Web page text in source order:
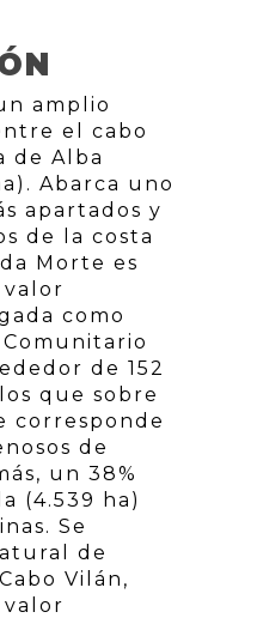
amplio
el cabo
de Alba
Abarca uno
apartados y
de la costa
Morte es
como
de 152
que sobre
corresponde
de
un 38%
(4.539 ha)
Se
de
Vilán,